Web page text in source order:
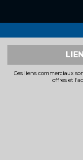
Ces liens commerciaux
offres et